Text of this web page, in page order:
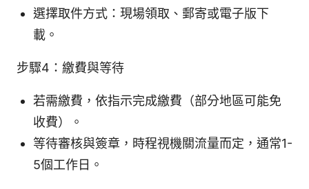
選擇取件方式：現場領取、郵寄或電子版下
載。
步驟4：繳費與等待
若需繳費，依指示完成繳費（部分地區可能免
收費）。
等待審核與簽章，時程視機關流量而定，通常1-
5個工作日。